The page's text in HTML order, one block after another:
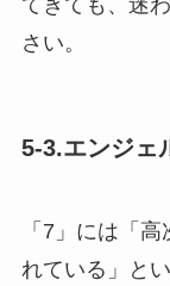
さい。
5-3.エンジェ
「7」には「
れている」と